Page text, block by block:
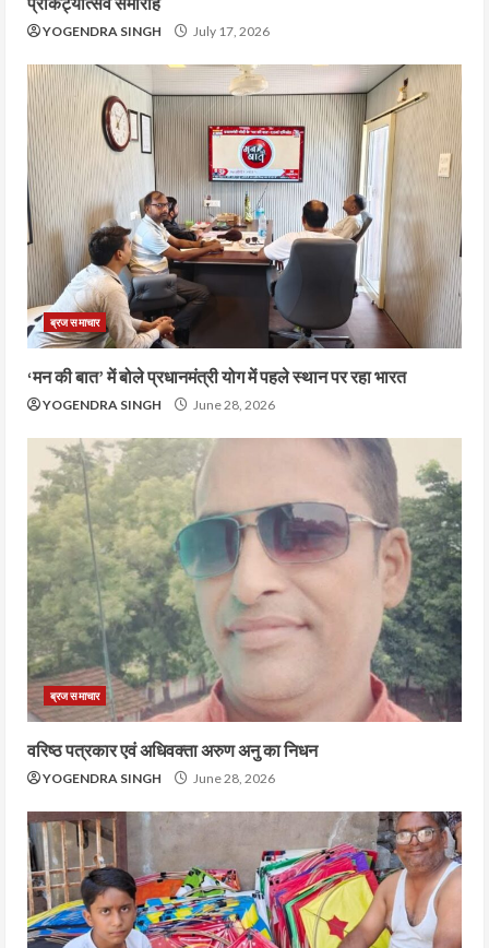
YOGENDRA SINGH July 17, 2026
ब्रज समाचार
‘मन की बात’ में बोले प्रधानमंत्री योग में पहले स्थान पर रहा भारत
YOGENDRA SINGH June 28, 2026
ब्रज समाचार
वरिष्ठ पत्रकार एवं अधिवक्ता अरुण अनु का निधन
YOGENDRA SINGH June 28, 2026